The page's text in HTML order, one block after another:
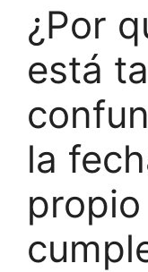
¿Por
está
la
propio